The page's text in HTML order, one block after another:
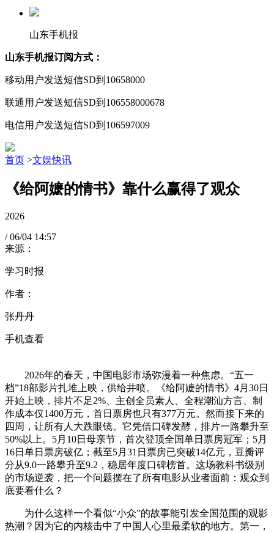
山东手机报
山东手机报订阅方式：
移动用户发送短信SD到10658000
联通用户发送短信SD到106558000678
电信用户发送短信SD到106597009
首页 >文娱快讯
《给阿嬷的情书》靠什么赢得了观众
2026
/ 06/04 14:57
来源：
学习时报
作者：
张丹丹
手机查看
2026年的春天，中国电影市场弥漫着一种焦虑。“五一
档”18部影片扎堆上映，供给井喷。《给阿嬷的情书》4月30日
开始上映，排片不足2%、主创全员素人、全程潮汕方言、制
作成本仅1400万元，首日票房也只有377万元。然而接下来的
四周，让所有人大跌眼镜。它凭借口碑发酵，排片一路攀升至
50%以上。5月10日母亲节，首次登顶全国单日票房冠军；5月
16日单日票房破亿；截至5月31日票房已突破14亿元，豆瓣评
分从9.0一路攀升至9.2，稳居年度口碑榜首。这场教科书级别
的市场逆袭，把一个问题摆在了所有电影从业者面前：观众到
底要看什么？
为什么这样一个看似“小众”的故事能引发全国范围的观影
热潮？因为它的内核击中了中国人心里最柔软的地方。第一，